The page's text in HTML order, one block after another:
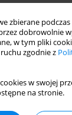
zbierane
dobrowolnie
w tym pliki
zgodnie z
w swojej
na stronie.